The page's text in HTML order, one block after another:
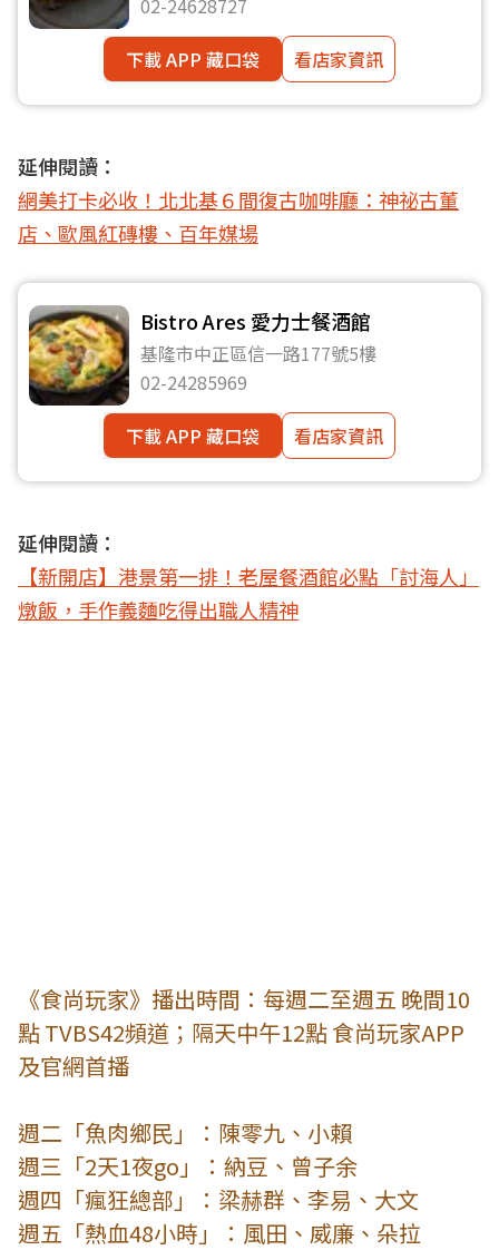
02-24628727
下載 APP 藏口袋
看店家資訊
延伸閱讀：
網美打卡必收！北北基６間復古咖啡廳：神祕古董
店、歐風紅磚樓、百年媒場
Bistro Ares 愛力士餐酒館
基隆市中正區信一路177號5樓
02-24285969
下載 APP 藏口袋
看店家資訊
延伸閱讀：
【新開店】港景第一排！老屋餐酒館必點「討海人」
燉飯，手作義麵吃得出職人精神
《食尚玩家》播出時間：每週二至週五 晚間10
點 TVBS42頻道；隔天中午12點 食尚玩家APP
及官網首播
週二「魚肉鄉民」：陳零九、小賴
週三「2天1夜go」：納豆、曾子余
週四「瘋狂總部」：梁赫群、李易、大文
週五「熱血48小時」：風田、威廉、朵拉